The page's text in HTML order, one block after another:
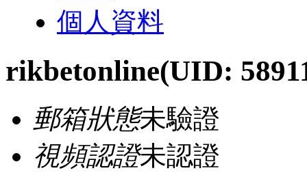
個人資料
rikbetonline(UID:
郵箱狀態未驗證
視頻認證未認證